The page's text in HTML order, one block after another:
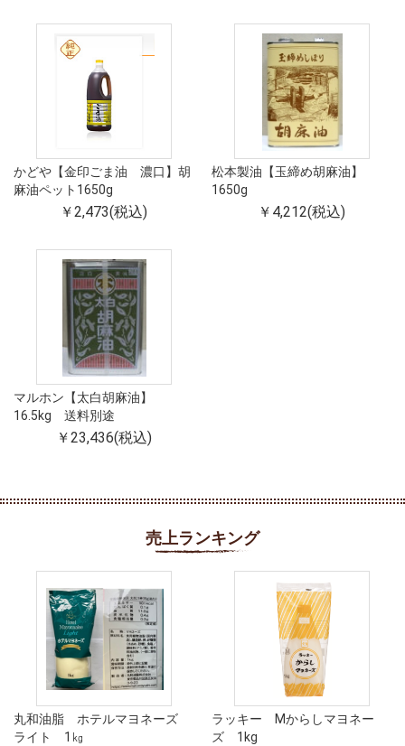
かどや【金印ごま油 濃口】胡
麻油ペット1650g
￥2,473(税込)
松本製油【玉締め胡麻油】
1650g
￥4,212(税込)
マルホン【太白胡麻油】
16.5kg 送料別途
￥23,436(税込)
売上ランキング
丸和油脂 ホテルマヨネーズ
ライト 1㎏
ラッキー Mからしマヨネー
ズ 1kg